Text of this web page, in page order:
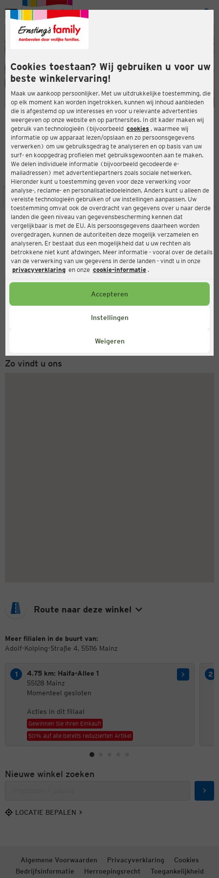
Cookies toestaan? Wij gebruiken u voor uw
beste winkelervaring!
Maak uw aankoop persoonlijker. Met uw uitdrukkelijke toestemming, die
op elk moment kan worden ingetrokken, kunnen wij inhoud aanbieden
die is afgestemd op uw interesses en voor u relevante advertenties
weergeven op onze website en op partnersites. In dit kader maken wij
gebruik van technologieën (bijvoorbeeld cookies , waarmee wij
informatie op uw apparaat lezen/opslaan en zo persoonsgegevens
verwerken) om uw gebruiksgedrag te analyseren en op basis van uw
surf- en koopgedrag profielen met gebruiksgewoonten aan te maken.
We delen individuele informatie (bijvoorbeeld gecodeerde e-
mailadressen) met advertentiepartners zoals sociale netwerken.
Hieronder kunt u toestemming geven voor deze verwerking voor
analyse-, reclame- en personalisatiedoeleinden. Anders kunt u alleen de
vereiste technologieën gebruiken of uw instellingen aanpassen. Uw
toestemming omvat ook de overdracht van gegevens over u naar derde
landen die geen niveau van gegevensbescherming kennen dat
vergelijkbaar is met de EU. Als persoonsgegevens daarheen worden
overgedragen, kunnen de autoriteiten deze mogelijk verzamelen en
analyseren. Er bestaat dus een mogelijkheid dat u uw rechten als
betrokkene niet kunt afdwingen. Meer informatie - vooral over de details
van de verwerking van uw gegevens in derde landen - vindt u in onze
privacyverklaring en onze cookie-informatie .
Accepteren
Instellingen
Weigeren
Menu
ERNSTING'S FAMILY-WINKEL
Adolf-Kolping-Straße 4
55116 Mainz
3,8
Beoordeling:
LOCATIE SERVICES ASSORTIMENT ACTIES
Ernsting's family
Adolf-Kolping-Straße 4, 55116 Mainz
Gesloten
Servicenummer
Maandag tot vrijdag 8-18 uur
Zo vindt u ons
Route naar deze winkel
Meer filialen in de buurt van:
Adolf-Kolping-Straße 4, 55116 Mainz
4.75 km: Haifa-Allee 1
55128 Mainz
Momenteel gesloten
Acties in dit filiaal
Gewinnen Sie Ihren Einkauf!
50% auf alle bereits reduzierten Artikel
Nieuwe winkel zoeken
LOCATIE BEPALEN
Algemene Voorwaarden Privacyverklaring
Cookies
Bedrijfsinformatie
Herroepingsrecht Toegankelijkheid